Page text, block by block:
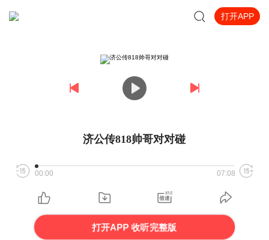
打开APP
济公传818帅哥对对碰
00:00 07:08
打开APP 收听完整版